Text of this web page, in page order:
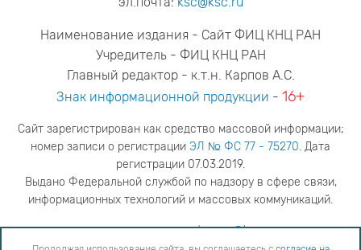
Наименование издания - Сайт ФИЦ КНЦ РАН
Учредитель - ФИЦ КНЦ РАН
Главный редактор - к.т.н. Карпов А.С.
Знак информационной продукции - 16+
Сайт зарегистрирован как средство массовой информации;
номер записи о регистрации ЭЛ № ФС 77 - 75270. Дата
регистрации 07.03.2019.
Выдано Федеральной службой по надзору в сфере связи,
информационных технологий и массовых коммуникаций.
адрес редакцииya.stogova@ksc.ru